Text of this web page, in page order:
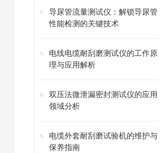
导尿管流量测试仪：解锁导尿管
性能检测的关键技术
电线电缆耐刮磨测试仪的工作原
理与应用解析
双压法微泄漏密封测试仪的应用
领域分析
电缆外套耐刮磨试验机的维护与
保养指南